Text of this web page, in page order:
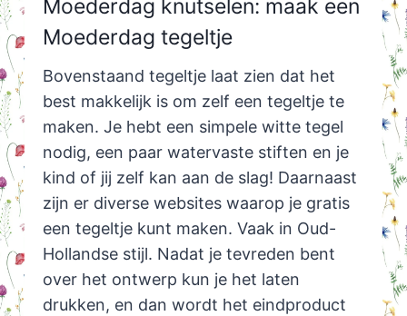
Moederdag knutselen: maak een
Moederdag tegeltje
Bovenstaand tegeltje laat zien dat het
best makkelijk is om zelf een tegeltje te
maken. Je hebt een simpele witte tegel
nodig, een paar watervaste stiften en je
kind of jij zelf kan aan de slag! Daarnaast
zijn er diverse websites waarop je gratis
een tegeltje kunt maken. Vaak in Oud-
Hollandse stijl. Nadat je tevreden bent
over het ontwerp kun je het laten
drukken, en dan wordt het eindproduct